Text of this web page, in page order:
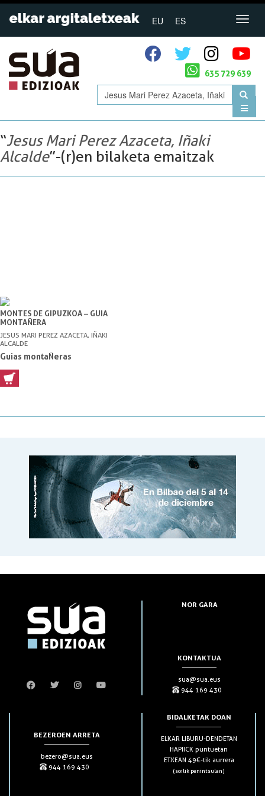
EU ES
635 729 639
“Jesus Mari Perez Azaceta, Iñaki
Alcalde”-(r)en bilaketa emaitzak
MONTES DE GIPUZKOA – GUIA
MONTAÑERA
JESUS MARI PEREZ AZACETA, IÑAKI
ALCALDE
Guias montaÑeras
NOR GARA
KONTAKTUA
sua@sua.eus
944 169 430
BEZEROEN ARRETA
bezero@sua.eus
944 169 430
BIDALKETAK DOAN
ELKAR LIBURU-DENDETAN
HAPIICK puntuetan
ETXEAN 49€-tik aurrera
(soilik penintsulan)